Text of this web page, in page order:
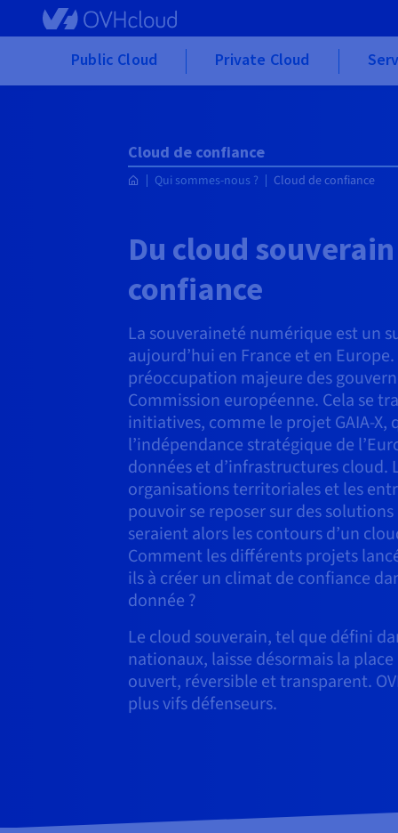
Skip to main content
Public Cloud Private Cloud
Cloud de confiance
Qui sommes-nous ? Cloud de confiance
Du cloud
confiance
La souveraineté numérique est un
aujourd’hui en France et en Europe.
préoccupation majeure des
Commission européenne. Cela se
initiatives, comme le projet GAIA-X,
l’indépendance stratégique de
données et d’infrastructures cloud.
organisations territoriales et les
pouvoir se reposer sur des
seraient alors les contours d’un
Comment les différents projets
ils à créer un climat de confiance
donnée ?
Le cloud souverain, tel que défini
nationaux, laisse désormais la
ouvert, réversible et transparent.
plus vifs défenseurs.